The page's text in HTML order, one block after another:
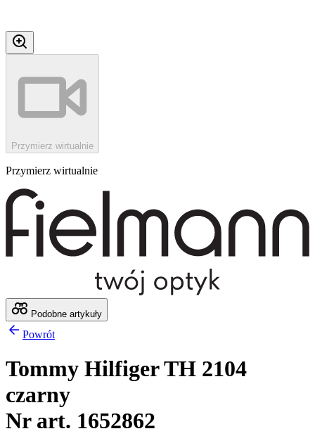
Przymierz wirtualnie
Przymierz wirtualnie
Podobne artykuły
Powrót
Tommy Hilfiger TH 2104
czarny
Nr art. 1652862